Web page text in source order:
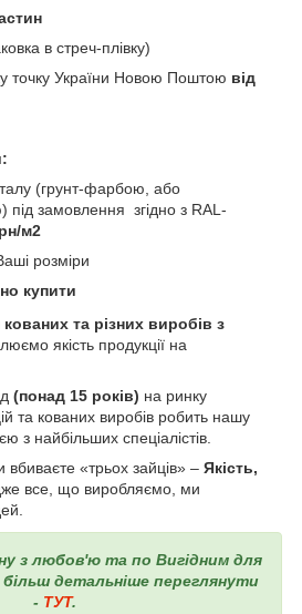
в стреч-плівку)
точку України Новою Поштою від
(грунт-фарбою, або
замовлення згідно з RAL-
м2
розміри
купити
та різних виробів з
якість продукції на
(понад 15 років) на ринку
та кованих виробів робить нашу
з найбільших спеціалістів.
вбиваєте «трьох зайців» – Якість,
все, що виробляємо, ми
з любов'ю та по Вигідним для
детальніше переглянути
- ТУТ.